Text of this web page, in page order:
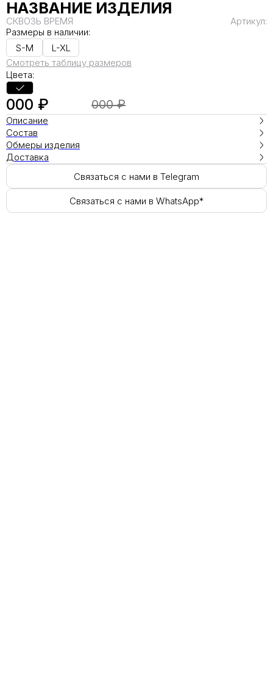
НАЗВАНИЕ ИЗДЕЛИЯ
СКВОЗЬ ВРЕМЯ
Артикул:
Размеры в наличии:
S-M
L-XL
Смотреть таблицу размеров
Цвета:
000 ₽ 000 ₽
Описание
Состав
Обмеры изделия
Доставка
Связаться с нами в Telegram
Связаться с нами в WhatsApp*